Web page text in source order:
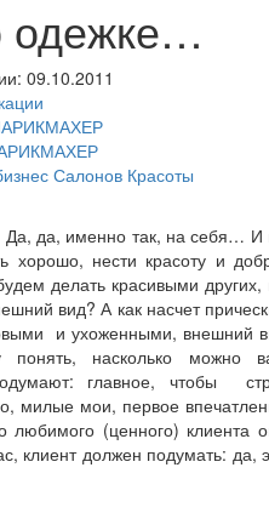
одежке…
09.10.2011
Салонов Красоты
да, именно так, на себя… И
хорошо, нести красоту и
делать красивыми других,
вид? А как насчет
и ухоженными, внешний
насколько можно
главное, чтобы
милые мои, первое
любимого (ценного) клиента
клиент должен подумать: да,